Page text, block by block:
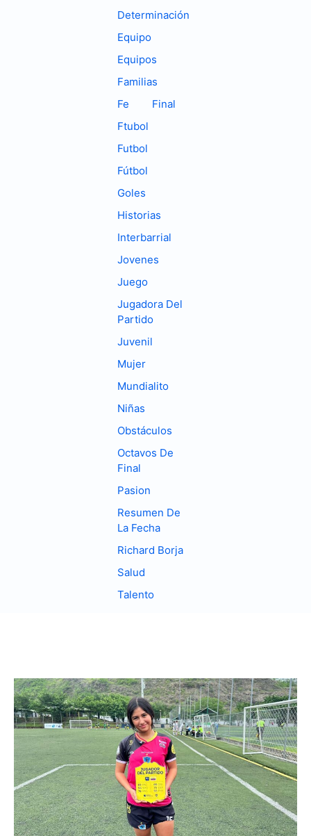
Determinación
Equipo
Equipos
Familias
Fe
Final
Ftubol
Futbol
Fútbol
Goles
Historias
Interbarrial
Jovenes
Juego
Jugadora Del
Partido
Juvenil
Mujer
Mundialito
Niñas
Obstáculos
Octavos De
Final
Pasion
Resumen De
La Fecha
Richard Borja
Salud
Talento